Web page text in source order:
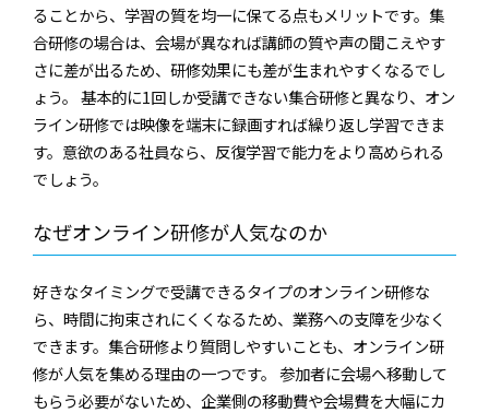
ることから、学習の質を均一に保てる点もメリットです。集
合研修の場合は、会場が異なれば講師の質や声の聞こえやす
さに差が出るため、研修効果にも差が生まれやすくなるでし
ょう。 基本的に1回しか受講できない集合研修と異なり、オン
ライン研修では映像を端末に録画すれば繰り返し学習できま
す。意欲のある社員なら、反復学習で能力をより高められる
でしょう。
なぜオンライン研修が人気なのか
好きなタイミングで受講できるタイプのオンライン研修な
ら、時間に拘束されにくくなるため、業務への支障を少なく
できます。集合研修より質問しやすいことも、オンライン研
修が人気を集める理由の一つです。 参加者に会場へ移動して
もらう必要がないため、企業側の移動費や会場費を大幅にカ